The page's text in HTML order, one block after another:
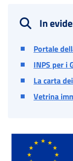
In
Portale
INPS per i
La carta
Vetrina